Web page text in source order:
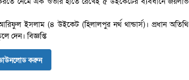
ইসলাম (৪ উইকেট (হিলালপুর নর্থ থান্ডার্স)। প্রধান অতিথি
দেন। বিজ্ঞপ্তি
করুন